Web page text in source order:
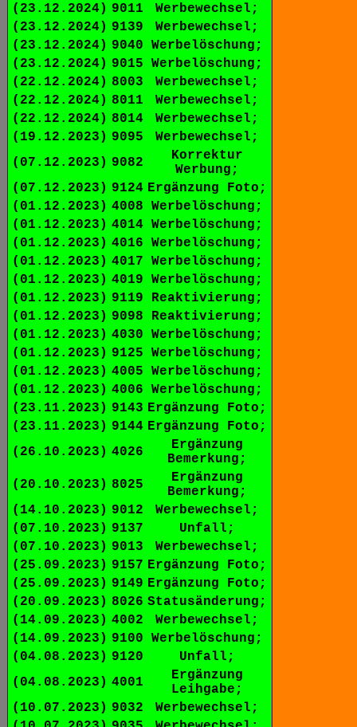
(23.12.2024) 9011
Werbewechsel;
(23.12.2024) 9139
Werbewechsel;
(23.12.2024) 9040
Werbelöschung;
(23.12.2024) 9015
Werbelöschung;
(22.12.2024) 8003
Werbewechsel;
(22.12.2024) 8011
Werbewechsel;
(22.12.2024) 8014
Werbewechsel;
(19.12.2023) 9095
Werbewechsel;
(07.12.2023) 9082
Korrektur
Werbung;
(07.12.2023) 9124 Ergänzung Foto;
(01.12.2023) 4008
Werbelöschung;
(01.12.2023) 4014 Werbelöschung;
(01.12.2023) 4016
Werbelöschung;
(01.12.2023) 4017
Werbelöschung;
(01.12.2023) 4019
Werbelöschung;
(01.12.2023) 9119
Reaktivierung;
(01.12.2023) 9098
Reaktivierung;
(01.12.2023) 4030
Werbelöschung;
(01.12.2023) 9125
Werbelöschung;
(01.12.2023) 4005
Werbelöschung;
(01.12.2023) 4006
Werbelöschung;
(23.11.2023) 9143 Ergänzung Foto;
(23.11.2023) 9144 Ergänzung Foto;
(26.10.2023) 4026
Ergänzung
Bemerkung;
(20.10.2023) 8025
Ergänzung
Bemerkung;
(14.10.2023) 9012
Werbewechsel;
(07.10.2023) 9137
Unfall;
(07.10.2023) 9013
Werbewechsel;
(25.09.2023) 9157 Ergänzung Foto;
(25.09.2023) 9149 Ergänzung Foto;
(20.09.2023) 8026 Statusänderung;
(14.09.2023) 4002
Werbewechsel;
(14.09.2023) 9100
Werbelöschung;
(04.08.2023) 9120
Unfall;
(04.08.2023) 4001
Ergänzung
Leihgabe;
(10.07.2023) 9032
Werbewechsel;